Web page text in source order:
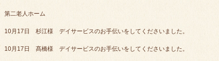
第二老人ホーム
10月17日 杉江様 デイサービスのお手伝いをしてくださいました。
10月17日 髙橋様 デイサービスのお手伝いをしてくださいました。